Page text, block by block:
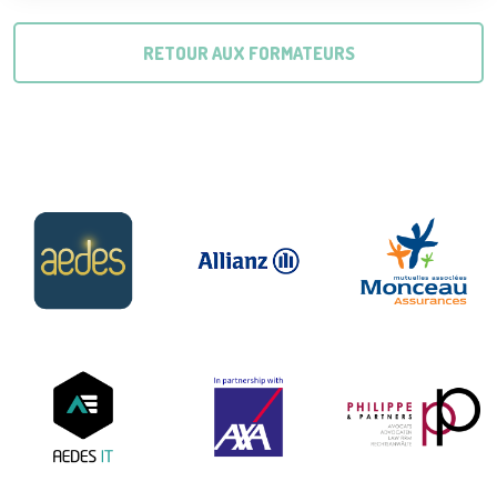
RETOUR AUX FORMATEURS